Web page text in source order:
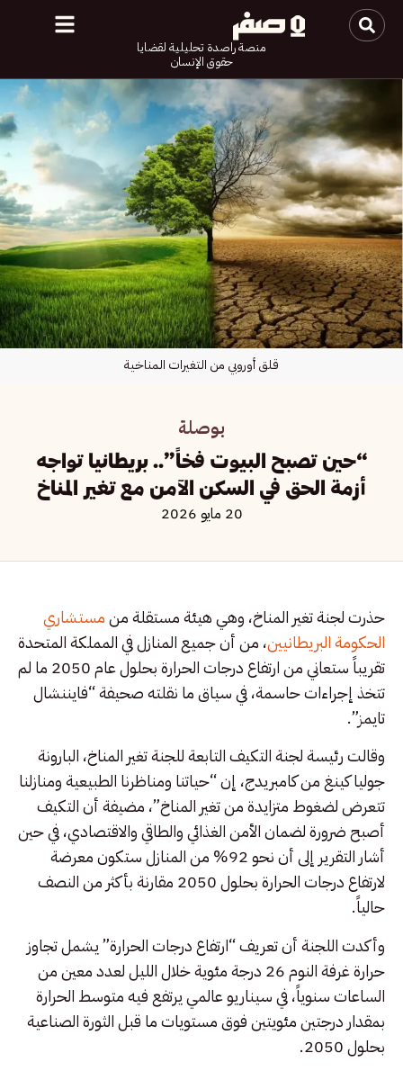
منصة راصدة تحليلية لقضايا
حقوق الإنسان
بوصلة
“حين تصبح البيوت فخاً”.. بريطانيا تواجه
أزمة الحق في السكن الآمن مع تغير المناخ
20 مايو 2026
قلق أوروبي من التغيرات المناخية
حذرت لجنة تغير المناخ، وهي هيئة مستقلة منمستشاري
الحكومة البريطانيين، من أن جميع المنازل في المملكة المتحدة
تقريباً ستعاني من ارتفاع درجات الحرارة بحلول عام 2050 ما لم
تتخذ إجراءات حاسمة، في سياق ما نقلته صحيفة “فايننشال
تايمز”.
وقالت رئيسة لجنة التكيف التابعة للجنة تغير المناخ، البارونة
جوليا كينغ من كامبريدج، إن “حياتنا ومناظرنا الطبيعية ومنازلنا
تتعرض لضغوط متزايدة من تغير المناخ”، مضيفة أن التكيف
أصبح ضرورة لضمان الأمن الغذائي والطاقي والاقتصادي، في حين
أشار التقرير إلى أن نحو 92% من المنازل ستكون معرضة
لارتفاع درجات الحرارة بحلول 2050 مقارنة بأكثر من النصف
حالياً.
وأكدت اللجنة أن تعريف “ارتفاع درجات الحرارة” يشمل تجاوز
حرارة غرفة النوم 26 درجة مئوية خلال الليل لعدد معين من
الساعات سنوياً، في سيناريو عالمي يرتفع فيه متوسط الحرارة
بمقدار درجتين مئويتين فوق مستويات ما قبل الثورة الصناعية
بحلول 2050.